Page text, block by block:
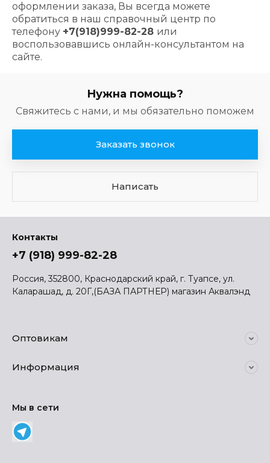
оформлении заказа, Вы всегда можете
обратиться в наш справочный центр по
телефону +7(918)999-82-28 или
воспользовавшись онлайн-консультантом на
сайте.
Нужна помощь?
Свяжитесь с нами, и мы обязательно поможем
Заказать звонок
Написать
Контакты
+7 (918) 999-82-28
Россия, 352800, Краснодарский край, г. Туапсе, ул.
Каларашад, д. 20Г,(БАЗА ПАРТНЕР) магазин Аквалэнд
Оптовикам
Информация
Мы в сети